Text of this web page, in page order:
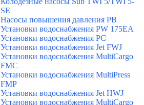
SE
Насосы повышения давления PB
Установки водоснабжения PW 175EA
Установки водоснабжения PC
Установки водоснабжения Jet FWJ
Установки водоснабжения MultiCargo
FMC
Установки водоснабжения MultiPress
FMP
Установки водоснабжения Jet HWJ
Установки водоснабжения MultiCargo